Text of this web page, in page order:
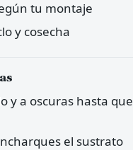
tu montaje
y cosecha
y a oscuras hasta que
el sustrato